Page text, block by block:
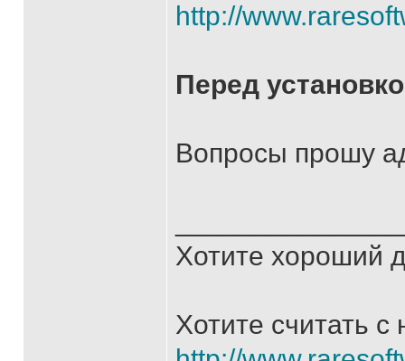
http://
Перед
Вопросы прошу
Хотите хороший
Хотите считать с